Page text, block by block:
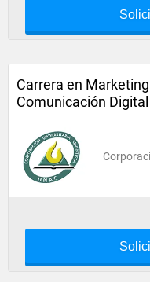
Carrera en
Comunicación